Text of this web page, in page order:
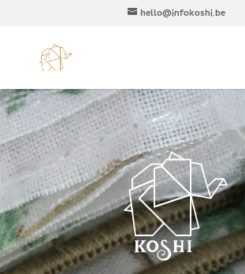
hello@infokoshi.be